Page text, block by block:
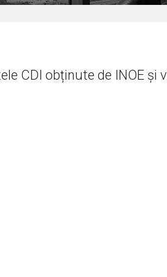
CDI obținute de INOE și